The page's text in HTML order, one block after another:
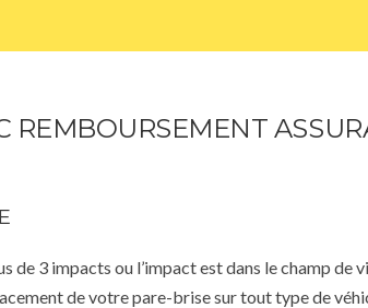
REMBOURSEMENT
3 impacts ou l’impact est dans le champ de
de votre pare-brise sur tout type de